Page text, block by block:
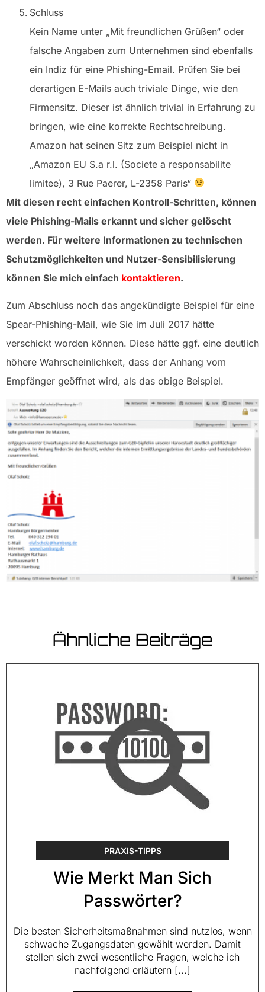
Schluss
Kein Name unter „Mit freundlichen Grüßen“ oder
falsche Angaben zum Unternehmen sind ebenfalls
ein Indiz für eine Phishing-Email. Prüfen Sie bei
derartigen E-Mails auch triviale Dinge, wie den
Firmensitz. Dieser ist ähnlich trivial in Erfahrung zu
bringen, wie eine korrekte Rechtschreibung.
Amazon hat seinen Sitz zum Beispiel nicht in
„Amazon EU S.a r.l. (Societe a responsabilite
limitee), 3 Rue Paerer, L-2358 Paris“
Mit diesen recht einfachen Kontroll-Schritten, können
viele Phishing-Mails erkannt und sicher gelöscht
werden. Für weitere Informationen zu technischen
Schutzmöglichkeiten und Nutzer-Sensibilisierung
können Sie mich einfach kontaktieren.
Zum Abschluss noch das angekündigte Beispiel für eine
Spear-Phishing-Mail, wie Sie im Juli 2017 hätte
verschickt worden können. Diese hätte ggf. eine deutlich
höhere Wahrscheinlichkeit, dass der Anhang vom
Empfänger geöffnet wird, als das obige Beispiel.
Ähnliche Beiträge
PRAXIS-TIPPS
Wie Merkt Man Sich
Passwörter?
Die besten Sicherheitsmaßnahmen sind nutzlos, wenn
schwache Zugangsdaten gewählt werden. Damit
stellen sich zwei wesentliche Fragen, welche ich
nachfolgend erläutern [...]